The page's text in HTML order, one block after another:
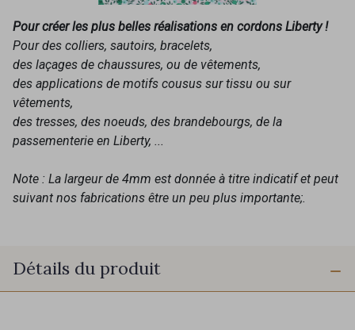
Pour créer les plus belles réalisations en cordons Liberty !
Pour des colliers, sautoirs, bracelets,
des laçages de chaussures, ou de vêtements,
des applications de motifs cousus sur tissu ou sur
vêtements,
des tresses, des noeuds, des brandebourgs, de la
passementerie en Liberty, ...
Note : La largeur de 4mm est donnée à titre indicatif et peut
suivant nos fabrications être un peu plus importante;.
Détails du produit